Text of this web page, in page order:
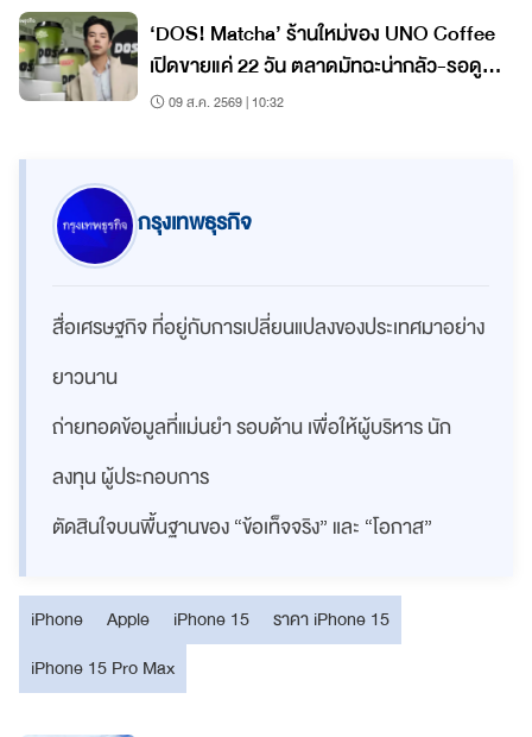
‘DOS! Matcha’ ร้านใหม่ของ UNO Coffee
เปิดขายแค่ 22 วัน ตลาดมัทฉะน่ากลัว-รอดู
ฟีดแบ็ก ราคาเริ่ม 60 บาท
09 ส.ค. 2569 | 10:32
กรุงเทพธุรกิจ
สื่อเศรษฐกิจ ที่อยู่กับการเปลี่ยนแปลงของประเทศมาอย่าง
ยาวนาน
ถ่ายทอดข้อมูลที่แม่นยำ รอบด้าน เพื่อให้ผู้บริหาร นัก
ลงทุน ผู้ประกอบการ
ตัดสินใจบนพื้นฐานของ “ข้อเท็จจริง” และ “โอกาส”
iPhone Apple iPhone 15
ราคา iPhone 15
iPhone 15 Pro Max